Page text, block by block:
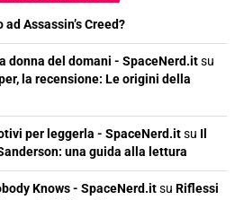
ad Assassin’s Creed?
donna del domani - SpaceNerd.itsu
la recensione: Le origini della
per leggerla - SpaceNerd.itsu Il
una guida alla lettura
Knows - SpaceNerd.itsu Riflessi